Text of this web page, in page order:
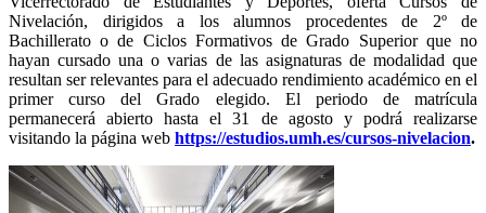
Nivelación, dirigidos a los alumnos procedentes de 2º de
Bachillerato o de Ciclos Formativos de Grado Superior que no
hayan cursado una o varias de las asignaturas de modalidad que
resultan ser relevantes para el adecuado rendimiento académico en el
primer curso del Grado elegido. El periodo de matrícula
permanecerá abierto hasta el 31 de agosto y podrá realizarse
visitando la página web https://estudios.umh.es/cursos-nivelacion.